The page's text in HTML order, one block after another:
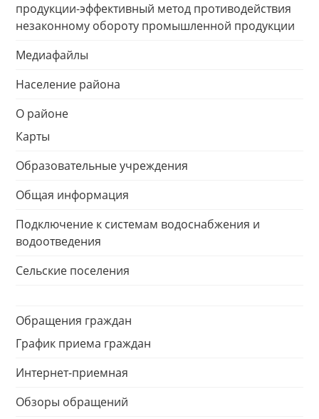
продукции-эффективный метод противодействия
незаконному обороту промышленной продукции
Медиафайлы
Население района
О районе
Карты
Образовательные учреждения
Общая информация
Подключение к системам водоснабжения и
водоотведения
Сельские поселения
Обращения граждан
График приема граждан
Интернет-приемная
Обзоры обращений